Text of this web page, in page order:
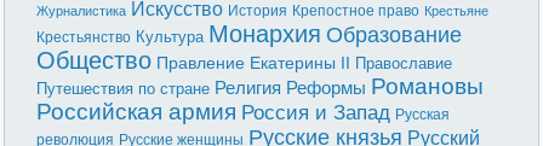
Журналистика Искусство История Крепостное право Крестьяне
Крестьянство Культура Монархия Образование
Общество Правление Екатерины II Православие
Путешествия по стране Религия Реформы Романовы
Российская армия Россия и Запад Русская
революция Русские женщины Русские князья Русский